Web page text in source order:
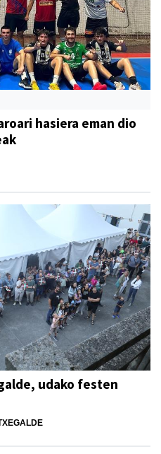
hasiera eman dio
udako festen